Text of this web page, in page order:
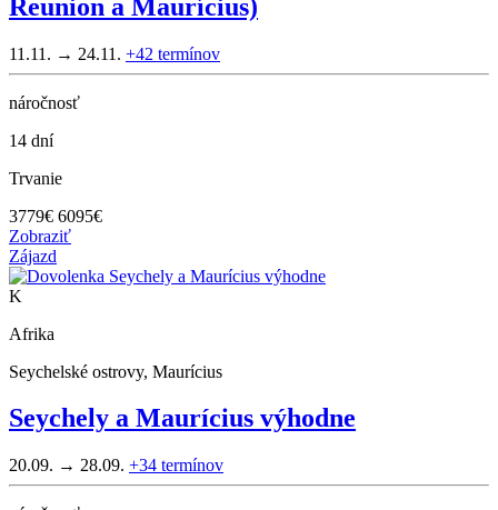
Reunion a Maurícius)
11.11. → 24.11. +42 termínov
náročnosť
14 dní
Trvanie
3779€ 6095€
Zobraziť
Zájazd
K
Afrika
Seychelské ostrovy, Maurícius
Seychely a Maurícius výhodne
20.09. → 28.09. +34 termínov